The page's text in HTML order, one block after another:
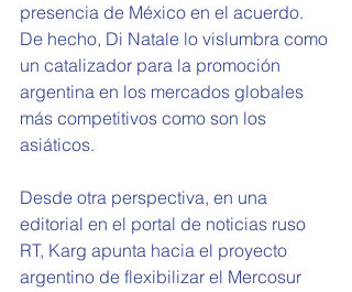
presencia de México en el acuerdo.
De hecho, Di Natale lo vislumbra como
un catalizador para la promoción
argentina en los mercados globales
más competitivos como son los
asiáticos.
Desde otra perspectiva, en una
editorial en el portal de noticias ruso
RT, Karg apunta hacia el proyecto
argentino de flexibilizar el Mercosur